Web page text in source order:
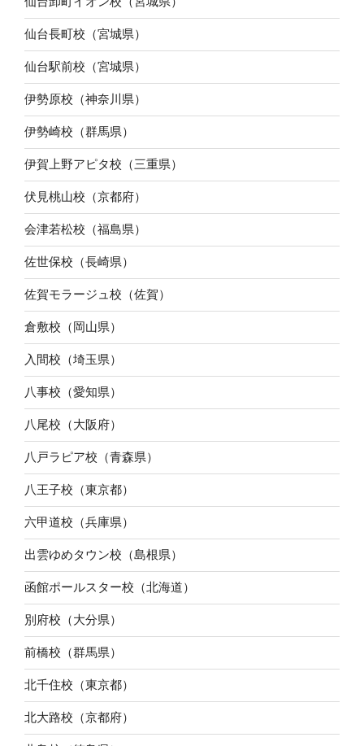
仙台長町校（宮城県）
仙台駅前校（宮城県）
伊勢原校（神奈川県）
伊勢崎校（群馬県）
伊賀上野アピタ校（三重県）
伏見桃山校（京都府）
会津若松校（福島県）
佐世保校（長崎県）
佐賀モラージュ校（佐賀）
倉敷校（岡山県）
入間校（埼玉県）
八事校（愛知県）
八尾校（大阪府）
八戸ラピア校（青森県）
八王子校（東京都）
六甲道校（兵庫県）
出雲ゆめタウン校（島根県）
函館ポールスター校（北海道）
別府校（大分県）
前橋校（群馬県）
北千住校（東京都）
北大路校（京都府）